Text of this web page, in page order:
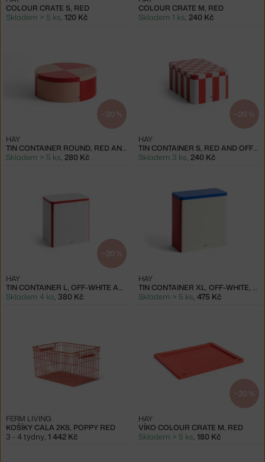
COLOUR CRATE S, RED
Skladem > 5 ks 120 Kč
COLOUR CRATE M, RED
Skladem 1 ks 240 Kč
−20 %
TIN CONTAINER ROUND, RED AND SOFT PINK
HAY
Skladem > 5 ks 280 Kč
−20 %
TIN CONTAINER S, RED AND OFF-WHITE
HAY
Skladem 3 ks 240 Kč
−20 %
TIN CONTAINER L, OFF-WHITE AND RED
HAY
Skladem 4 ks, 380 Kč
TIN CONTAINER XL, OFF-WHITE, BLUE AND RED
HAY
Skladem > 5 ks, 475 Kč
KOŠÍKY CALA 2KS, POPPY RED
FERM LIVING
3 - 4 týdny, 1 442 Kč
−20 %
VÍKO COLOUR CRATE M, RED
HAY
Skladem > 5 ks, 180 Kč